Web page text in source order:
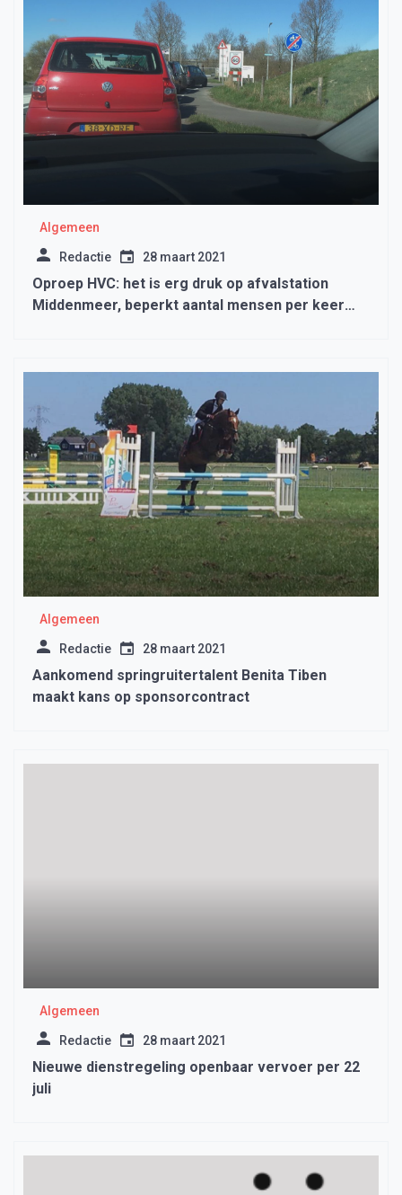
Algemeen
Redactie 28 maart 2021
Oproep HVC: het is erg druk op afvalstation
Middenmeer, beperkt aantal mensen per keer
Algemeen
Redactie 28 maart 2021
Aankomend springruitertalent Benita Tiben
maakt kans op sponsorcontract
Algemeen
Redactie 28 maart 2021
Nieuwe dienstregeling openbaar vervoer per 22
juli